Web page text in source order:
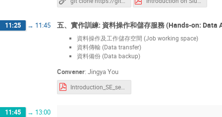
11:25 → 11:45 五、實作訓練: 資料操作和儲存服務 (Hands-on: Data
資料操作及工作儲存空間 (Job working space)
資料傳輸 (Data transfer)
資料備份 (Data backup)
Convener: Jingya You
11:45 → 13:00